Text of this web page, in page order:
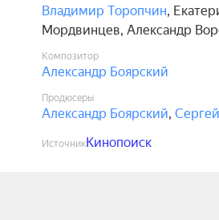
Владимир Торопчин,
Мордвинцев, Александр
Композитор
Александр Боярский
Продюсеры
Александр Боярский,
ИсточникКинопоиск